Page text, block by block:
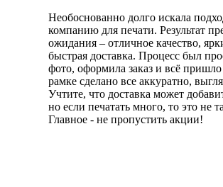
Необоснованно долго искала
компанию для печати. Результат
ожидания – отличное качество,
быстрая доставка. Процесс был
фото, оформила заказ и всё
рамке сделано все аккуратно,
Учтите, что доставка может
но если печатать много, то это не
Главное - не пропустить акции!